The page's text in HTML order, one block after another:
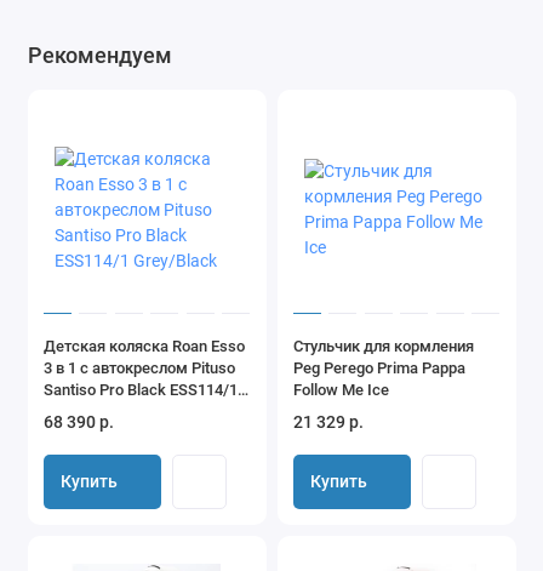
Рекомендуем
Детская коляска Roan Esso
3 в 1 с автокреслом Pituso
Santiso Pro Black ESS114/1
68 390 р.
Купить
Стульчик для кормления
Peg Perego Prima Pappa
Follow Me Ice
21 329 р.
Купить